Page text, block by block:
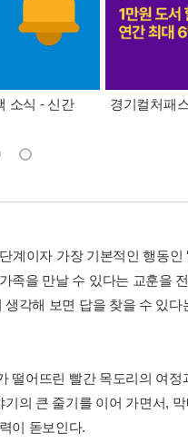
소식 - 신간
경기컬처패
이자 가장 기본적인 행동인
족을 만날 수 있다는 교훈을
각해 보면 답을 찾을 수 있다
떨어뜨린 빨간 목도리의 여정
의 큰 줄기를 이어 가면서,
이 돋보인다.